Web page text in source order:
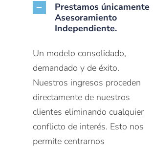
Prestamos únicamente
Asesoramiento
Independiente.
Un modelo consolidado,
demandado y de éxito.
Nuestros ingresos proceden
directamente de nuestros
clientes eliminando cualquier
conflicto de interés. Esto nos
permite centrarnos